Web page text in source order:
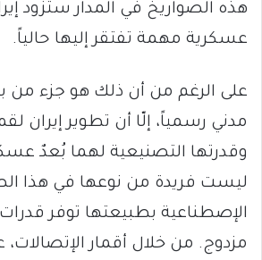
هذه الصواريخ في المدار ستزود
عسكرية مهمة تفتقر إليها حالياً.
على الرغم من أن ذلك هو جزء من
مدني رسمياً، إلّا أن تطوير إيران
وقدرتها التصنيعية لهما بُعدٌ
ليست فريدة من نوعها في هذا
الإصطناعية بطبيعتها توفر
مزدوج. من خلال أقمار